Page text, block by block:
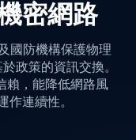
密網路
及國防機構保護物理
政策的資訊交換。
賴，能降低網路風
作連續性。